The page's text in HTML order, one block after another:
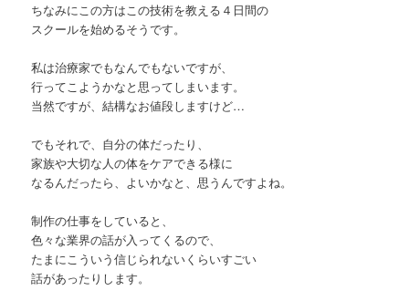
ちなみにこの方はこの技術を教える４日間の
スクールを始めるそうです。
私は治療家でもなんでもないですが、
行ってこようかなと思ってしまいます。
当然ですが、結構なお値段しますけど…
でもそれで、自分の体だったり、
家族や大切な人の体をケアできる様に
なるんだったら、よいかなと、思うんですよね。
制作の仕事をしていると、
色々な業界の話が入ってくるので、
たまにこういう信じられないくらいすごい
話があったりします。